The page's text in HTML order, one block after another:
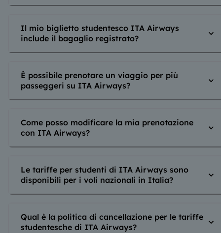
Il mio biglietto studentesco ITA Airways
include il bagaglio registrato?
È possibile prenotare un viaggio per più
passeggeri su ITA Airways?
Come posso modificare la mia prenotazione
con ITA Airways?
Le tariffe per studenti di ITA Airways sono
disponibili per i voli nazionali in Italia?
Qual è la politica di cancellazione per le tariffe
studentesche di ITA Airways?